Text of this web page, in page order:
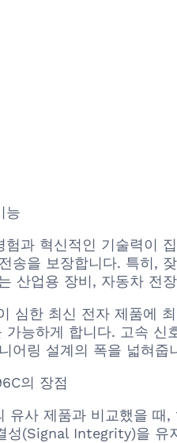
능
과 혁신적인 기술력이
송을 보장합니다. 특히,
산업용 장비, 자동차 전
심한 최신 전자 제품에
능하게 합니다. 고속
어링 설계의 폭을 넓혀줍
의 장점
사 제품과 비교했을 때
성(Signal Integrity)을